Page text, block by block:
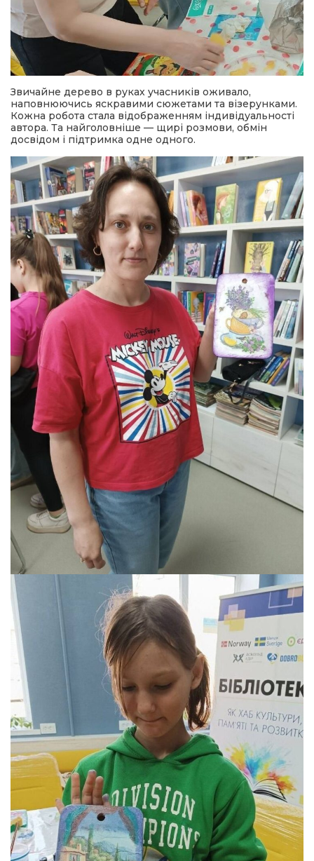
Звичайне дерево в руках учасників оживало,
наповнюючись яскравими сюжетами та візерунками.
Кожна робота стала відображенням індивідуальності
автора. Та найголовніше — щирі розмови, обмін
досвідом і підтримка одне одного.